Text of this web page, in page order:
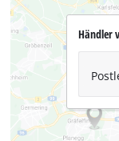
Händler